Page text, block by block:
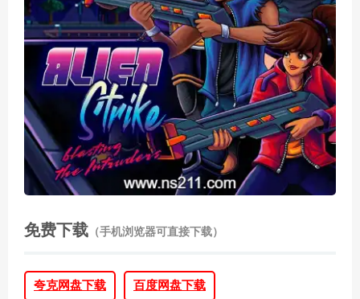
免费下载 （手机浏览器可直接下载）
夸克网盘下载 百度网盘下载